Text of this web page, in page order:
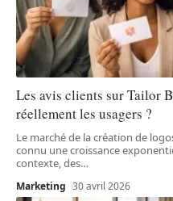
Les avis clients sur Tailor
réellement les usagers ?
Le marché de la création de
connu une croissance
contexte, des…
Marketing 30 avril 2026